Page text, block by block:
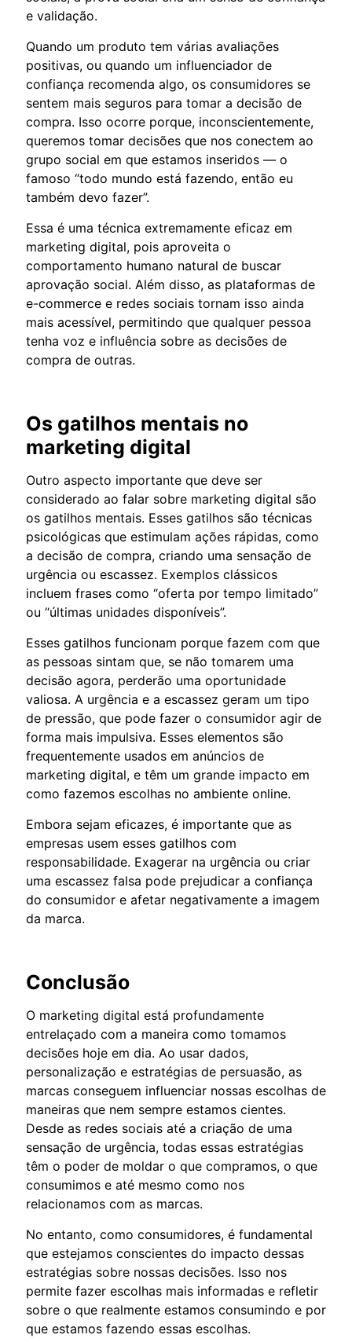
e validação.
Quando um produto tem várias avaliações
positivas, ou quando um influenciador de
confiança recomenda algo, os consumidores se
sentem mais seguros para tomar a decisão de
compra. Isso ocorre porque, inconscientemente,
queremos tomar decisões que nos conectem ao
grupo social em que estamos inseridos — o
famoso “todo mundo está fazendo, então eu
também devo fazer”.
Essa é uma técnica extremamente eficaz em
marketing digital, pois aproveita o
comportamento humano natural de buscar
aprovação social. Além disso, as plataformas de
e-commerce e redes sociais tornam isso ainda
mais acessível, permitindo que qualquer pessoa
tenha voz e influência sobre as decisões de
compra de outras.
Os gatilhos mentais no
marketing digital
Outro aspecto importante que deve ser
considerado ao falar sobre marketing digital são
os gatilhos mentais. Esses gatilhos são técnicas
psicológicas que estimulam ações rápidas, como
a decisão de compra, criando uma sensação de
urgência ou escassez. Exemplos clássicos
incluem frases como “oferta por tempo limitado”
ou “últimas unidades disponíveis”.
Esses gatilhos funcionam porque fazem com que
as pessoas sintam que, se não tomarem uma
decisão agora, perderão uma oportunidade
valiosa. A urgência e a escassez geram um tipo
de pressão, que pode fazer o consumidor agir de
forma mais impulsiva. Esses elementos são
frequentemente usados em anúncios de
marketing digital, e têm um grande impacto em
como fazemos escolhas no ambiente online.
Embora sejam eficazes, é importante que as
empresas usem esses gatilhos com
responsabilidade. Exagerar na urgência ou criar
uma escassez falsa pode prejudicar a confiança
do consumidor e afetar negativamente a imagem
da marca.
Conclusão
O marketing digital está profundamente
entrelaçado com a maneira como tomamos
decisões hoje em dia. Ao usar dados,
personalização e estratégias de persuasão, as
marcas conseguem influenciar nossas escolhas de
maneiras que nem sempre estamos cientes.
Desde as redes sociais até a criação de uma
sensação de urgência, todas essas estratégias
têm o poder de moldar o que compramos, o que
consumimos e até mesmo como nos
relacionamos com as marcas.
No entanto, como consumidores, é fundamental
que estejamos conscientes do impacto dessas
estratégias sobre nossas decisões. Isso nos
permite fazer escolhas mais informadas e refletir
sobre o que realmente estamos consumindo e por
que estamos fazendo essas escolhas.